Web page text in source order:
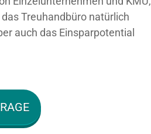
Treuhandbüro natürlich
auch das Einsparpotential